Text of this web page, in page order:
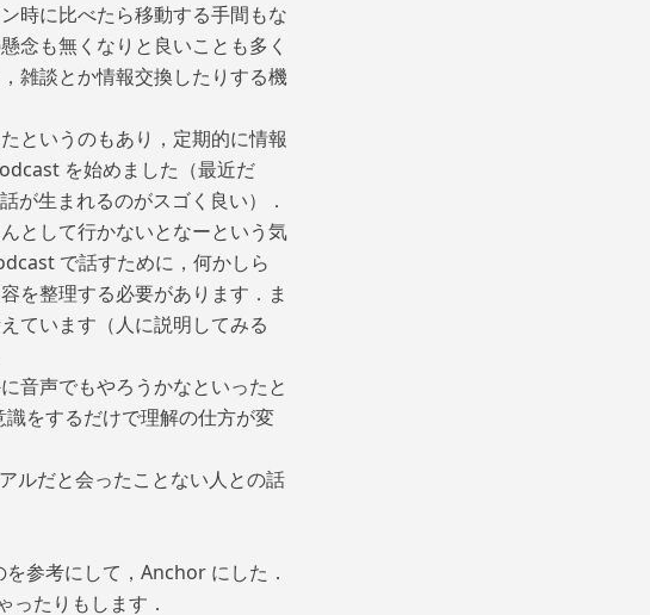
時に比べたら移動する手間もな
念も無くなりと良いことも多く
雑談とか情報交換したりする機
というのもあり，定期的に情報
を始めました（最近だ
が生まれるのがスゴく良い）．
として行かないとなーという気
で話すために，何かしら
を整理する必要があります．ま
ています（人に説明してみる
音声でもやろうかなといったと
をするだけで理解の仕方が変
ルだと会ったことない人との話
参考にして， Anchor にした．
たりもします．